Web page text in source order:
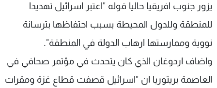
يزور جنوب افريقيا حاليا قوله "اعتبر اسرائيل تهديدا
للمنطقة وللدول المحيطة بسبب احتفاظها بترسانة
نووية وممارستها ارهاب الدولة في المنطقة".
واضاف اردوغان الذي كان يتحدث في مؤتمر صحافي في
العاصمة بريتوريا ان "اسرائيل قصفت قطاع غزة ومقرات
جدول البرامج
شاهد البرامج
الترددات
عن MTV
الإنـتـاج
وظائف
تواصل معنا